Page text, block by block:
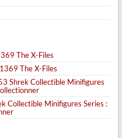
The X-Files
The X-Files
Shrek Collectible Minifigures
Collectible Minifigures Series :